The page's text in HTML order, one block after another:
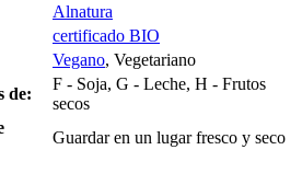
Alnatura
certificado BIO
Vegano, Vegetariano
de:
F - Soja, G - Leche, H - Frutos
secos
Guardar en un lugar fresco y seco